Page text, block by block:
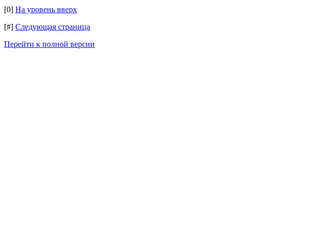
[0] На уровень вверх
[#] Следующая страница
Перейти к полной версии